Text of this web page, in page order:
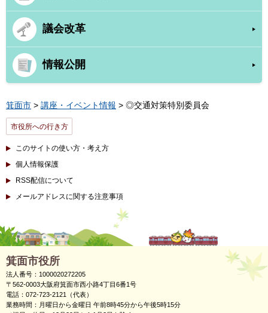
議会改革
情報公開
箕面市 > 講座・イベント情報 > ◎交通対策特別委員会
市役所への行き方
このサイトの使い方・考え方
個人情報保護
RSS配信について
メールアドレスに関する注意事項
箕面市役所
法人番号：1000020272205
〒562-0003大阪府箕面市西小路4丁目6番1号
電話：072-723-2121（代表）
業務時間：月曜日から金曜日 午前8時45分から午後5時15分